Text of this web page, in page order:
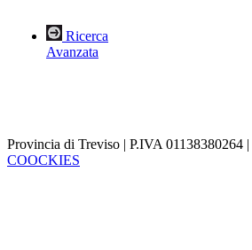
Ricerca
Avanzata
Provincia di Treviso | P.IVA 01138380264 |
COOCKIES